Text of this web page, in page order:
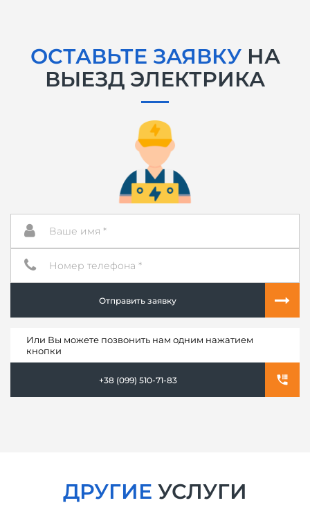
ОСТАВЬТЕ ЗАЯВКУНА
ВЫЕЗД ЭЛЕКТРИКА
Отправить заявку
Или Вы можете позвонить нам одним нажатием
кнопки
+38 (099) 510-71-83
ДРУГИЕ УСЛУГИ